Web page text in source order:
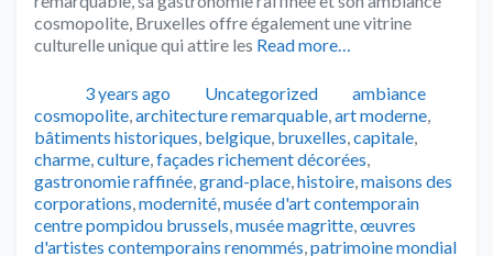
cosmopolite, Bruxelles offre également une vitrine
culturelle unique qui attire les Read more…
Publié3 years ago Catégories
Uncategorized Tags
ambiance
cosmopolite,architecture remarquable,art moderne,
bâtiments historiques, belgique, bruxelles,capitale,
charme,culture,façades richement décorées,
gastronomie raffinée,grand-place,histoire,maisons des
corporations,modernité,musée d'art contemporain
centre pompidou brussels,musée magritte,œuvres
d'artistes contemporains renommés,patrimoine mondial